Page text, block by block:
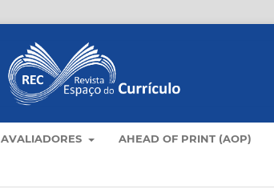
AVALIADORES AHEAD OF PRINT (AOP)